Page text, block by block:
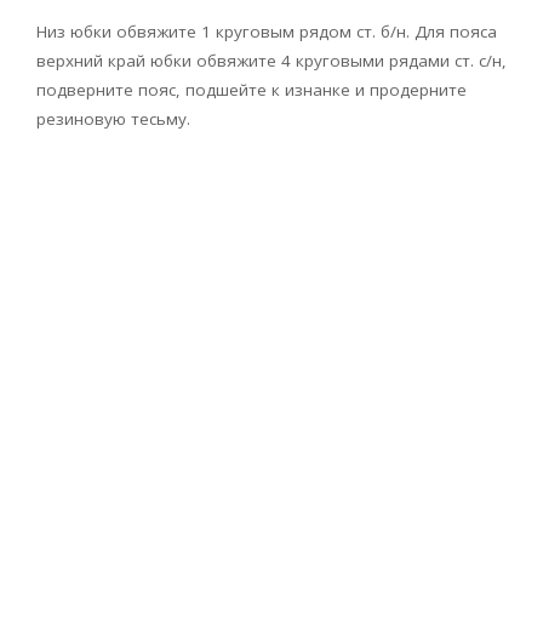
Низ юбки обвяжите 1 круговым рядом ст. б/н. Для пояса
верхний край юбки обвяжите 4 круговыми рядами ст. с/н,
подверните пояс, подшейте к изнанке и продерните
резиновую тесьму.